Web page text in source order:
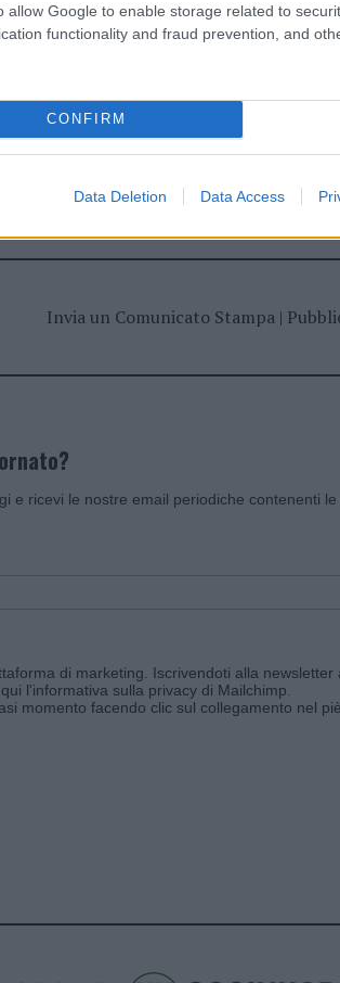
allow Google to enable storage related to
functionality and fraud prevention, and
CONFIRM
Data Deletion Data Access
Invia un Comunicato Stampa|
e ricevi le nostre email periodiche contenenti
di marketing. Iscrivendoti alla
l'informativa sulla privacy di Mailchimp
momento facendo clic sul collegamento nel